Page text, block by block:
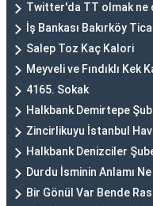
Twitter'da TT olmak ne
İş Bankası Bakırköy
Salep Toz Kaç Kalori
Meyveli ve Fındıklı Kek
4165. Sokak
Halkbank Demirtepe
Zincirlikuyu İstanbul
Halkbank Denizciler
Durdu İsminin Anlamı
Bir Gönül Var Bende